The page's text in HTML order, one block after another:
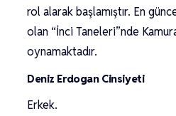
rol alarak başlamıştır. En
olan “İnci Taneleri”nde
oynamaktadır.
Deniz Erdogan Cinsiyeti
Erkek.